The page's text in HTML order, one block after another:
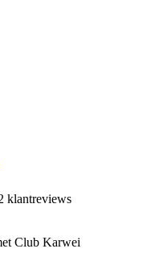
klantreviews
Club Karwei